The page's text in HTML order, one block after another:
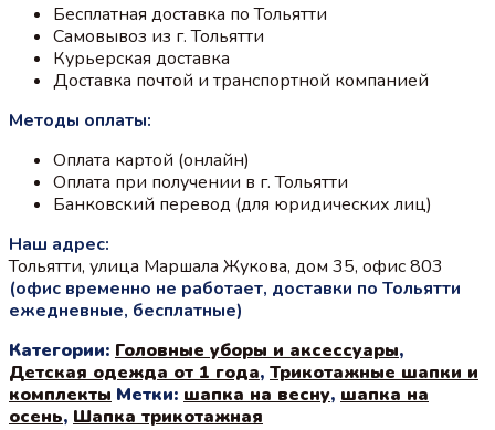
Бесплатная доставка по Тольятти
Самовывоз из г. Тольятти
Курьерская доставка
Доставка почтой и транспортной компанией
Методы оплаты:
Оплата картой (онлайн)
Оплата при получении в г. Тольятти
Банковский перевод (для юридических лиц)
Наш адрес:
Тольятти, улица Маршала Жукова, дом 35, офис 803
(офис временно не работает, доставки по Тольятти
ежедневные, бесплатные)
Категории: Головные уборы и аксессуары,
Детская одежда от 1 года, Трикотажные шапки и
комплекты Метки: шапка на весну, шапка на
осень, Шапка трикотажная